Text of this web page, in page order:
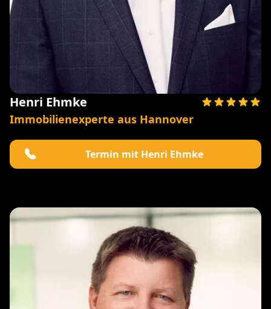
Henri Ehmke
Immobilienexperte aus Hannover
Termin mit Henri Ehmke